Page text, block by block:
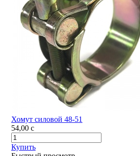
Хомут силовой 48-51
54,00 c
Купить